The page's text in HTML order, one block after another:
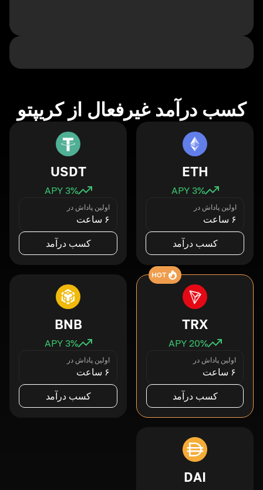
کسب درآمد غیرفعال از کریپتو
ETH
3% APY
اولین پاداش در
۶ ساعت
کسب درآمد
USDT
3% APY
اولین پاداش در
۶ ساعت
کسب درآمد
HOT
TRX
20% APY
اولین پاداش در
۶ ساعت
کسب درآمد
BNB
3% APY
اولین پاداش در
۶ ساعت
کسب درآمد
DAI